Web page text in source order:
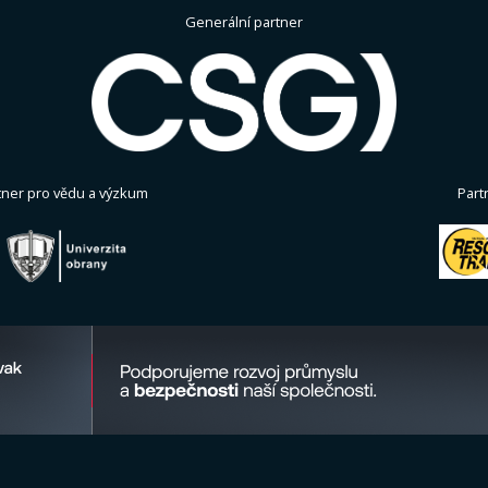
Generální partner
pro vědu a výzkum